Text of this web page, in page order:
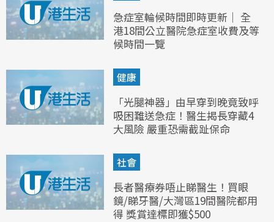
急症室輪候時間即時更新｜ 全
港18間公立醫院急症室收費及等
候時間一覽
健康
「光腿神器」由早穿到晚竟致呼
吸困難送急症！醫生揭長穿藏4
大風險 嚴重恐需截趾保命
社會
長者醫療券唔止睇醫生！買眼
鏡/睇牙醫/大灣區19間醫院都用
得 獎賞達標即獲$500